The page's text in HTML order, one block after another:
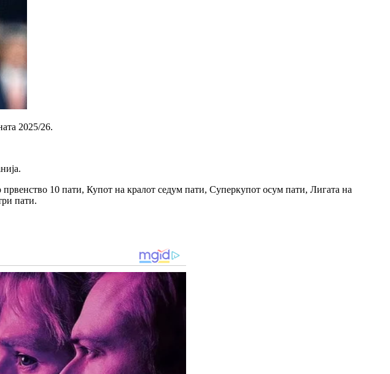
2025/26.
10 пати, Купот на кралот седум пати, Суперкупот осум пати, Лигата на
пати.